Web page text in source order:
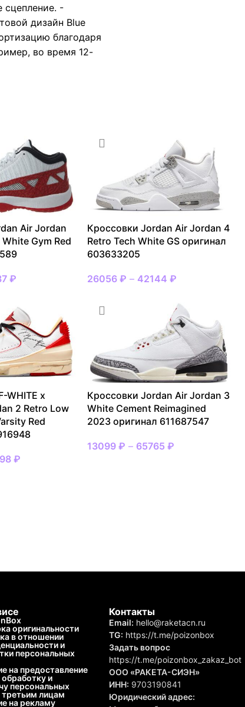
сцепление. -
дизайн Blue
благодаря
во время 12-
Air Jordan
White Gym Red
₽
Кроссовки Jordan Air Jordan 4
Retro Tech White GS оригинал
603633205
26056₽ – 42144₽
WHITE x
2 Retro Low
Red
₽
Кроссовки Jordan Air Jordan 3
White Cement Reimagined
2023 оригинал 611687547
13099₽ – 65765₽
оригинальности
в отношении
и
персональных
на предоставление
обработку и
персональных
лицам
на рекламу
Контакты
Email: hello@raketacn.ru
TG: https://t.me/poizonbox
Задать вопрос
https://t.me/poizonbox_zakaz_bot
ООО «РАКЕТА-СИЭН»
ИНН: 9703190841
Юридический адрес: